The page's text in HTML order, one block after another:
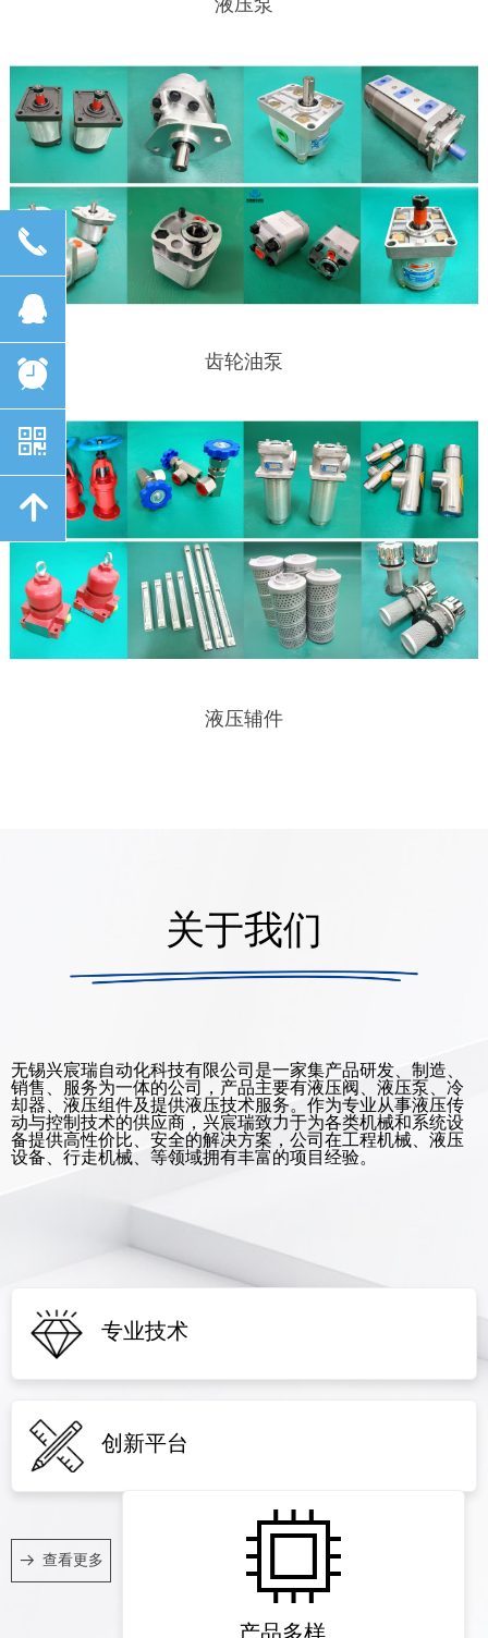
齿轮油泵
液压辅件
无锡兴宸瑞自动化科技有限公司是一家集产品研发、制造、
销售、服务为一体的公司，产品主要有液压阀、液压泵、冷
却器、液压组件及提供液压技术服务。作为专业从事液压传
动与控制技术的供应商，兴宸瑞致力于为各类机械和系统设
备提供高性价比、安全的解决方案，公司在工程机械、液压
设备、行走机械、等领域拥有丰富的项目经验。
뀠 查看更多
专业技术
创新平台
产品多样
关于我们
끅
뀩
뀥
낃
녕